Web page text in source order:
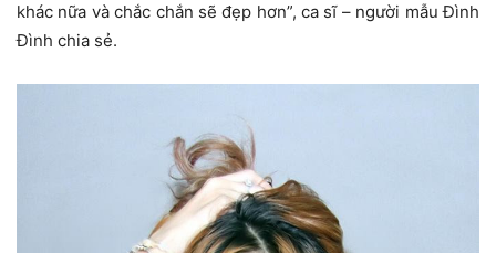
khác nữa và chắc chắn sẽ đẹp hơn”, ca sĩ – người mẫu Đình
Đình chia sẻ.